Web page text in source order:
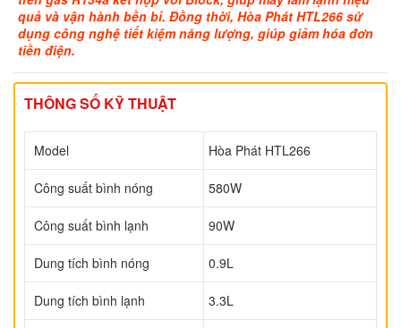
quả và vận hành bền bỉ. Đồng thời, Hòa Phát HTL266 sử
dụng công nghệ tiết kiệm năng lượng, giúp giảm hóa đơn
tiền điện.
THÔNG SỐ KỸ THUẬT
Model Hòa Phát HTL266
Công suất bình nóng 580W
Công suất bình lạnh 90W
Dung tích bình nóng 0.9L
Dung tích bình lạnh 3.3L